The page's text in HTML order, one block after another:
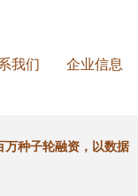
我们 企业信息
万种子轮融资，以数据